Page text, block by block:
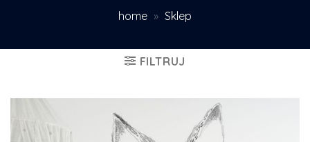
home » Sklep
FILTRUJ